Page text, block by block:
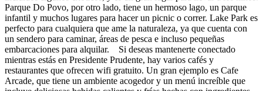
Parque Do Povo, por otro lado, tiene un hermoso lago, un parque
infantil y muchos lugares para hacer un picnic o correr. Lake Park es
perfecto para cualquiera que ame la naturaleza, ya que cuenta con
un sendero para caminar, áreas de pesca e incluso pequeñas
embarcaciones para alquilar. Si deseas mantenerte conectado
mientras estás en Presidente Prudente, hay varios cafés y
restaurantes que ofrecen wifi gratuito. Un gran ejemplo es Cafe
Arcade, que tiene un ambiente acogedor y un menú increíble que